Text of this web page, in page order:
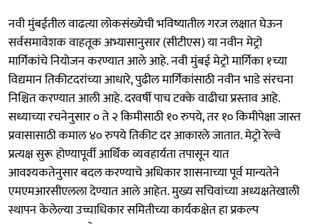
नवी मुंबईतील वाढत्या लोकसंख्येची भविष्यातील गरज लक्षात घेऊन
सर्वसमावेशक वाहतूक अभ्यासानुसार (सीटीएस) या नवीन मेट्रो
मार्गिकांचे नियोजन करण्यात आले आहे. नवी मुंबई मेट्रो मार्गिका १च्या
विद्यमान तिकीटदरांच्या आधारे, पुढील मार्गिकांसाठी नवीन भाडे संरचना
निश्चित करण्यात आली आहे. दरवर्षी पाच टक्के वाढीचा प्रस्ताव आहे.
सध्याच्या रचनेनुसार ० ते २ किमीसाठी १० रुपये, तर १० किमीपेक्षा जास्त
प्रवासासाठी कमाल ४० रुपये तिकीट दर आकारले जातात. मेट्रो रेल्वे
प्रत्यक्ष सुरू होण्यापूर्वी आर्थिक व्यवहार्यता तपासून यात
आवश्यकतेनुसार बदल करण्याचे अधिकार शासनाच्या पूर्व मान्यतेने
एमएमआरसीएलला देण्यात आले आहेत. मुख्य सचिवांच्या अध्यक्षतेखाली
स्थापन केलेल्या उच्चाधिकार समितीच्या कार्यकक्षेत हा प्रकल्प